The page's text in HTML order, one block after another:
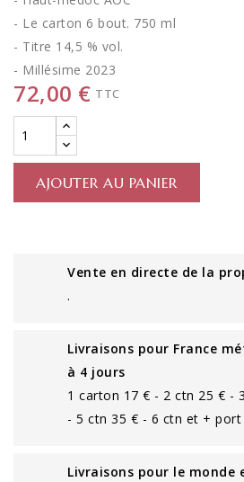
- Le carton 6 bout. 750 ml
- Titre 14,5 % vol.
- Millésime 2023
72,00 € TTC
AJOUTER AU PANIER
Vente en directe de la
.
Livraisons pour France
à 4 jours
1 carton 17 € - 2 ctn 25 € -
- 5 ctn 35 € - 6 ctn et +
Livraisons pour le monde